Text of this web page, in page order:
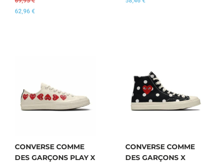
62,96 €
CONVERSE COMME
DES GARÇONS PLAY X
CONVERSE COMME
DES GARÇONS X